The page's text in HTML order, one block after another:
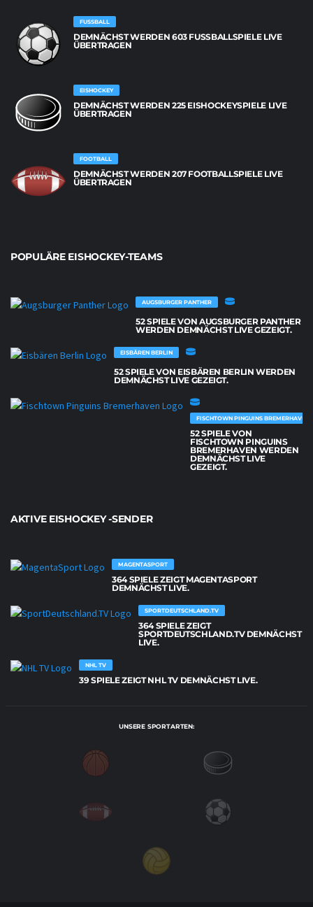
FUSSBALL
DEMNÄCHST WERDEN 603 FUSSBALLSPIELE LIVE Ü
BERTRAGEN
EISHOCKEY
DEMNÄCHST WERDEN 225 EISHOCKEYSPIELE LIVE
ÜBERTRAGEN
FOOTBALL
DEMNÄCHST WERDEN 207 FOOTBALLSPIELE LIVE
ÜBERTRAGEN
POPULÄRE EISHOCKEY-TEAMS
AUGSBURGER PANTHER
52 SPIELE VON AUGSBURGER PANTHER
WERDEN DEMNÄCHST LIVE GEZEIGT.
EISBÄREN BERLIN
52 SPIELE VON EISBÄREN BERLIN WERDEN
DEMNÄCHST LIVE GEZEIGT.
FISCHTOWN PINGUINS BREMERHAVEN
52 SPIELE VON
FISCHTOWN PINGUINS
BREMERHAVEN WERDEN
DEMNÄCHST LIVE
GEZEIGT.
AKTIVE EISHOCKEY -SENDER
MAGENTASPORT
364 SPIELE ZEIGT MAGENTASPORT
DEMNÄCHST LIVE.
SPORTDEUTSCHLAND.TV
364 SPIELE ZEIGT
SPORTDEUTSCHLAND.TV DEMNÄCHST
LIVE.
NHL TV
39 SPIELE ZEIGT NHL TV DEMNÄCHST LIVE.
UNSERE SPORTARTEN: